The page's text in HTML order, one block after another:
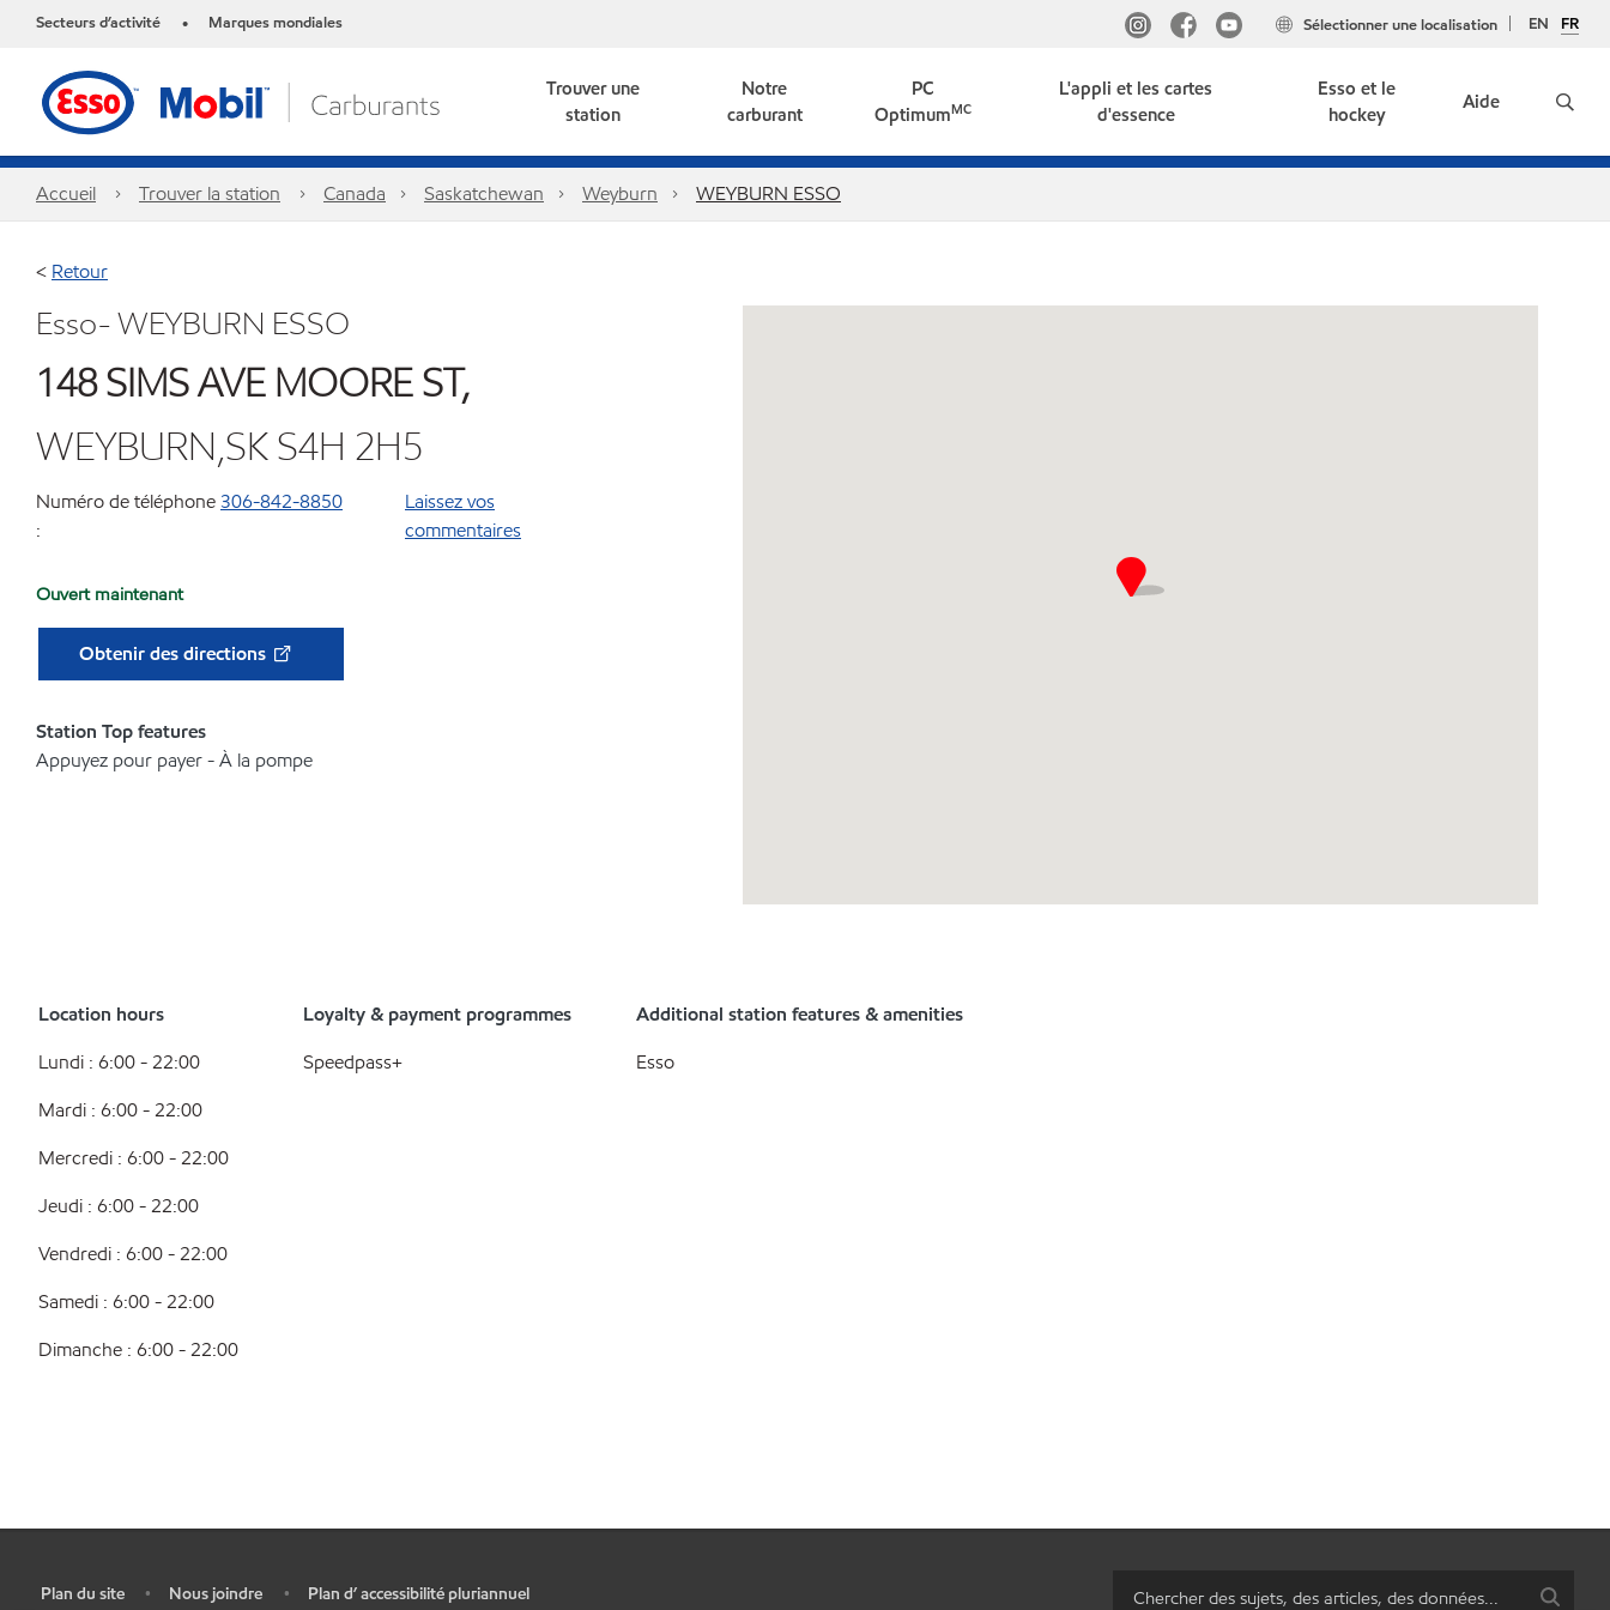
Secteurs d’activité • Marques mondiales EN FR
Sélectionner une localisation
Trouver une
station
Notre
carburant
PC
OptimumMC
L'appli et les cartes
d'essence
Esso et le
hockey
Aide
Accueil Trouver la station Canada Saskatchewan Weyburn WEYBURN ESSO
< Retour
Esso- WEYBURN ESSO
148 SIMS AVE MOORE ST,
WEYBURN,SK S4H 2H5
Numéro de téléphone
:
306-842-8850
Laissez vos
commentaires
Ouvert maintenant
Obtenir des directions
Station Top features
Appuyez pour payer - À la pompe
Location hours
Lundi : 6:00 - 22:00
Mardi : 6:00 - 22:00
Mercredi : 6:00 - 22:00
Jeudi : 6:00 - 22:00
Vendredi : 6:00 - 22:00
Samedi : 6:00 - 22:00
Dimanche : 6:00 - 22:00
Loyalty & payment programmes
Speedpass+
Additional station features & amenities
Esso
Plan du site • Nous joindre • Plan d’ accessibilité pluriannuel